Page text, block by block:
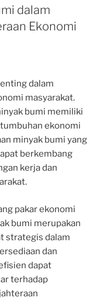
dalam
Ekonomi
dalam
masyarakat.
bumi memiliki
ekonomi
minyak bumi yang
berkembang
kerja dan
pakar ekonomi
bumi merupakan
strategis dalam
dan
dapat
terhadap